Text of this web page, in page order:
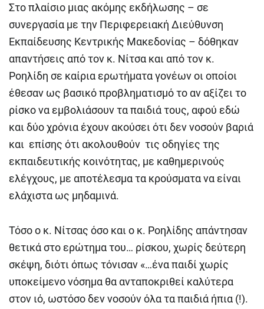
Στο πλαίσιο μιας ακόμης εκδήλωσης – σε
συνεργασία με την Περιφερειακή Διεύθυνση
Εκπαίδευσης Κεντρικής Μακεδονίας – δόθηκαν
απαντήσεις από τον κ. Νίτσα και από τον κ.
Ροηλίδη σε καίρια ερωτήματα γονέων οι οποίοι
έθεσαν ως βασικό προβληματισμό το αν αξίζει το
ρίσκο να εμβολιάσουν τα παιδιά τους, αφού εδώ
και δύο χρόνια έχουν ακούσει ότι δεν νοσούν βαριά
και επίσης ότι ακολουθούν τις οδηγίες της
εκπαιδευτικής κοινότητας, με καθημερινούς
ελέγχους, με αποτέλεσμα τα κρούσματα να είναι
ελάχιστα ως μηδαμινά.
Τόσο ο κ. Νίτσας όσο και ο κ. Ροηλίδης απάντησαν
θετικά στο ερώτημα του… ρίσκου, χωρίς δεύτερη
σκέψη, διότι όπως τόνισαν «…ένα παιδί χωρίς
υποκείμενο νόσημα θα ανταποκριθεί καλύτερα
στον ιό, ωστόσο δεν νοσούν όλα τα παιδιά ήπια (!).